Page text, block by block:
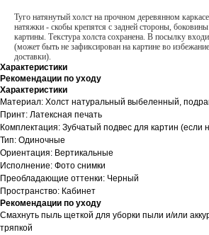
Туго натянутый холст на прочном деревянном
натяжки - скобы крепятся с задней стороны,
картины. Текстура холста сохранена. В посылку
(может быть не зафиксирован на картине во
доставки).
Характеристики
Рекомендации по уходу
Характеристики
Материал: Холст натуральный выбеленный,
Принт: Латексная печать
Комплектация: Зубчатый подвес для картин (если
Тип: Одиночные
Ориентация: Вертикальные
Исполнение: Фото снимки
Преобладающие оттенки: Черный
Пространство: Кабинет
Рекомендации по уходу
Смахнуть пыль щеткой для уборки пыли и/или
тряпкой